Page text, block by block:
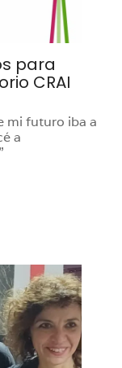
para
CRAI
mi futuro iba a
a